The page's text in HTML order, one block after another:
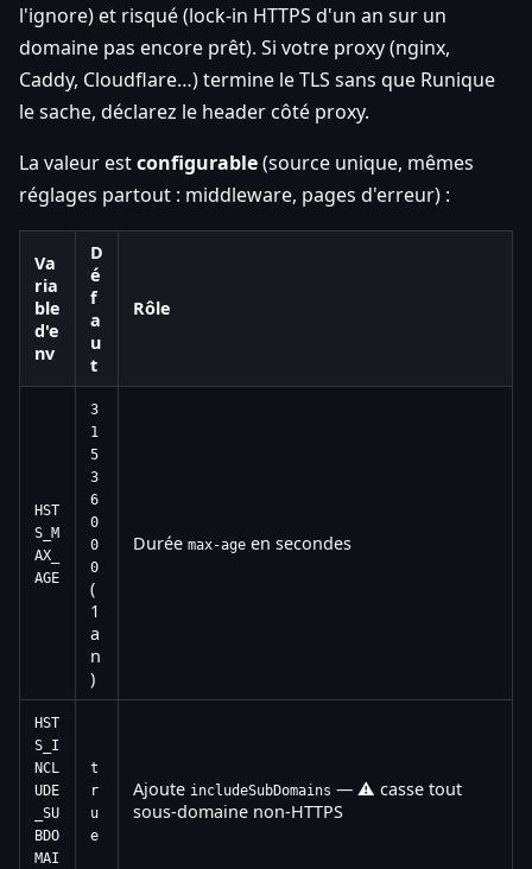
l'ignore) et risqué (lock-in HTTPS d'un an sur un
domaine pas encore prêt). Si votre proxy (nginx,
Caddy, Cloudflare…) termine le TLS sans que Runique
le sache, déclarez le header côté proxy.
La valeur estconfigurable(source unique, mêmes
réglages partout : middleware, pages d'erreur) :
Va
ria
ble
d'e
nv
D
é
f
a
u
t
Rôle
HST
S_M
AX_
AGE
3
1
5
3
6
0
0
0
(
1
a
n
)
Durée max-age en secondes
HST
S_I
NCL
UDE
_SU
BDO
MAI
t
r
u
e
Ajoute includeSubDomains — ⚠️ casse tout
sous-domaine non-HTTPS